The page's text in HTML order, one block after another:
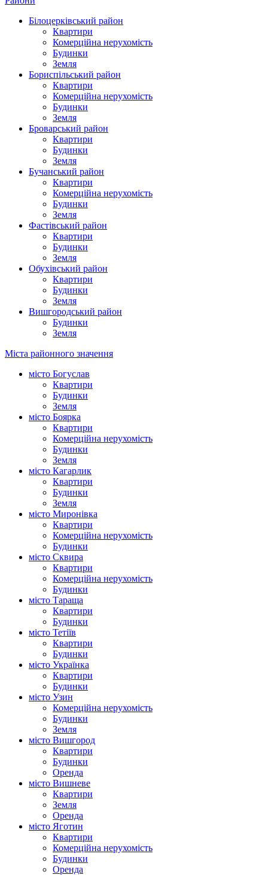
Білоцерківський район
Квартири
Комерційна нерухомість
Будинки
Земля
Бориспільський район
Квартири
Комерційна нерухомість
Будинки
Земля
Броварський район
Квартири
Будинки
Земля
Бучанський район
Квартири
Комерційна нерухомість
Будинки
Земля
Фастівський район
Квартири
Будинки
Земля
Обухівський район
Квартири
Будинки
Земля
Вишгородський район
Будинки
Земля
Міста районного значення
місто Богуслав
Квартири
Будинки
Земля
місто Боярка
Квартири
Комерційна нерухомість
Будинки
Земля
місто Кагарлик
Квартири
Будинки
Земля
місто Миронівка
Квартири
Комерційна нерухомість
Будинки
місто Сквира
Квартири
Комерційна нерухомість
Будинки
місто Тараща
Квартири
Будинки
місто Тетіїв
Квартири
Будинки
місто Українка
Квартири
Будинки
місто Узин
Комерційна нерухомість
Будинки
Земля
місто Вишгород
Квартири
Будинки
Оренда
місто Вишневе
Квартири
Земля
Оренда
місто Яготин
Квартири
Комерційна нерухомість
Будинки
Оренда